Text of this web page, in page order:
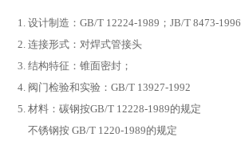
设计制造：GB/T 12224-1989；JB/T 8473-1996
连接形式：对焊式管接头
结构特征：锥面密封；
阀门检验和实验：GB/T 13927-1992
材料：碳钢按GB/T 12228-1989的规定
不锈钢按 GB/T 1220-1989的规定